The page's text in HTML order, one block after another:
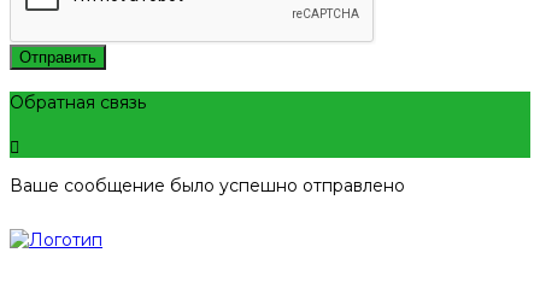
Отправить
Обратная связь
Ваше сообщение было успешно отправлено